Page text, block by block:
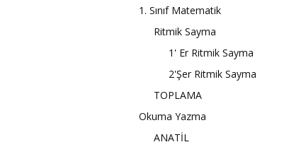
1. Sınıf Matematik
Ritmik Sayma
1' Er Ritmik Sayma
2'Şer Ritmik Sayma
TOPLAMA
Okuma Yazma
ANATİL